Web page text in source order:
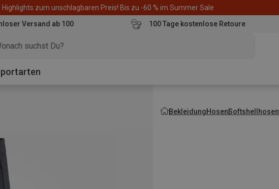
Highlights zum unschlagbaren Preis! Bis zu -60 % im Summer Sale
Versand ab 100
100 Tage kostenlose Retoure
BekleidungHosenSoftshellhosen